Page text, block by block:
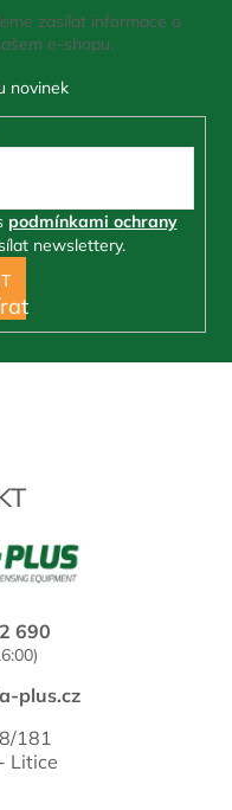
690
plus.cz
181
Litice
zasílat informace o
e-shopu.
podmínkami ochrany
newslettery.